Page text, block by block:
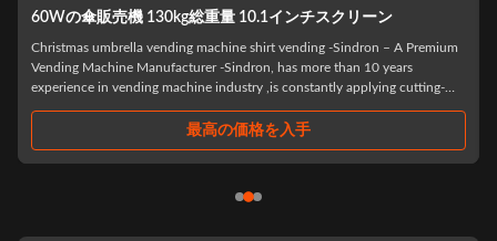
インチスクリーン
vending -Sindron – A Premium
has more than 10 years
,is constantly applying cutting-
業務用自動販売機 MDB ソフトウェ
HOT Christmas gifts self vending machine
has more than 10 years experience in
constantly applying cutting-edge technology
R&D and ...